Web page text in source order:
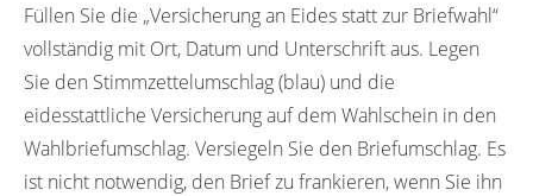
Füllen Sie die „Versicherung an Eides statt zur Briefwahl“
vollständig mit Ort, Datum und Unterschrift aus. Legen
Sie den Stimmzettelumschlag (blau) und die
eidesstattliche Versicherung auf dem Wahlschein in den
Wahlbriefumschlag. Versiegeln Sie den Briefumschlag. Es
ist nicht notwendig, den Brief zu frankieren, wenn Sie ihn